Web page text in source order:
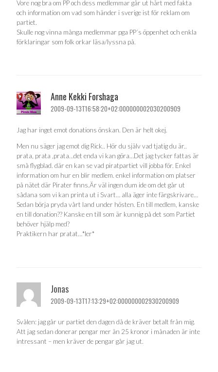
Vore nog bra om PP och dess medlemmar går ut hårt med fakta
och information om vad som händer i sverige ist för reklam om
partiet.
Skulle nog vinna många medlemmar pga PP´s öppenhet och enkla
förklaringar som folk orkar läsa/lyssna på.
Anne Kekki Forshaga
2009-09-13T16:58:20+02:000000002030200909
Jag har inget emot donations önskan. Den är helt okej.
Men nu säger jag emot dig Rick.. Hör du själv vad tjatig du är..
prata, prata ,prata…det enda vi kan göra…Det jag tycker fattas är
små flygblad. där en kan se vad piratpartiet vill jobba för. Enkel
information om hur en blir medlem. enkel information om platser
på nätet där Pirater finns.Är väl ingen dum ide om det går ut
sådana som vi kan printa ut i Svart… alla äger inte färgskrivare…
Sedan börja pryda vårt land under hösten. En till medlem, kanske
en till donation?? Kanske en till som är kunnig på det som Partiet
behöver hjälp med?
Praktikern har pratat…*ler*
Jonas
2009-09-13T17:13:29+02:000000002930200909
Svålen: jag går ur partiet den dagen då de kräver betalt från mig.
Att jag sedan donerar pengar mer än 25 kronor i månaden är inte
intressant – men kräver de pengar går jag ut.